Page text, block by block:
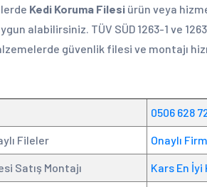
Kedi Koruma Filesi ürün veya
alabilirsiniz. TÜV SÜD 1263-1 ve
güvenlik filesi ve montajı
0506 628
Fileler Onaylı
Satış Montajı Kars En